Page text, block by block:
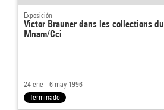
Exposición
Victor Brauner dans les collections du
Mnam/Cci
24 ene - 6 may 1996
Terminado